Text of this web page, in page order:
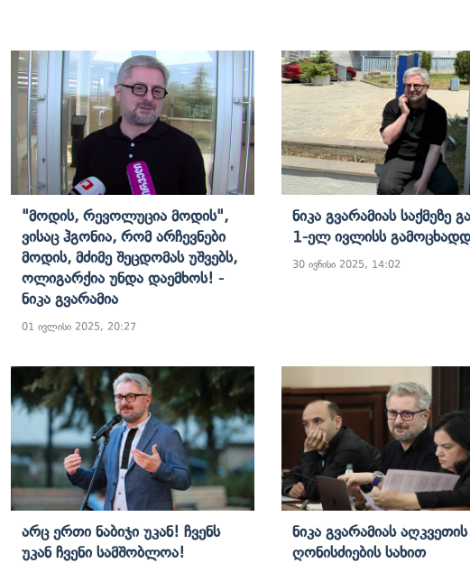
"მოდის, Რევოლუცია Მოდის",
Ვისაც Ჰგონია, Რომ Არჩევნები
Მოდის, Მძიმე Შეცდომას Უშვებს,
Ოლიგარქია Უნდა Დაემხოს! -
Ნიკა Გვარამია
01 ივლისი 2025, 20:27
Ნიკა Გვარამიას Საქმეზე
1-Ელ Ივლისს
30 ივნისი 2025, 14:02
Არც Ერთი Ნაბიჯი Უკან! Ჩვენს
Უკან Ჩვენი Სამშობლოა!
Ნიკა Გვარამიას Აღკვეთის
Ღონისძიების Სახით